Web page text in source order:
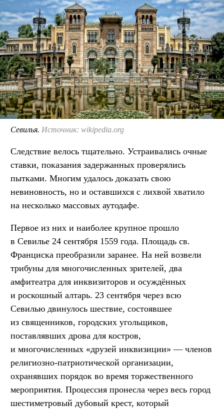
Севилья. Источник: wikipedia.org
Следствие велось тщательно. Устраивались очные
ставки, показания задержанных проверялись
пытками. Многим удалось доказать свою
невиновность, но и оставшихся с лихвой хватило
на несколько массовых аутодафе.
Первое из них и наиболее крупное прошло
в Севилье 24 сентября 1559 года. Площадь св.
Франциска преобразили заранее. На ней возвели
трибуны для многочисленных зрителей, два
амфитеатра для инквизиторов и осуждённых
и роскошный алтарь. 23 сентября через всю
Севилью двинулось шествие, состоявшее
из священников, городских угольщиков,
поставлявших дрова для костров,
и многочисленных «друзей инквизиции» — членов
религиозно-патриотической организации,
охранявших порядок во время торжественного
мероприятия. Процессия пронесла через весь город
шестиметровый дубовый крест, который